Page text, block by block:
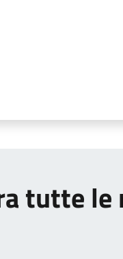
tutte le